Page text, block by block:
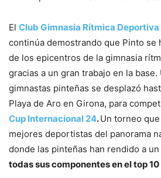
El Club Gimnasia Rítmica Deportiva
continúa demostrando que Pinto se
de los epicentros de la gimnasia
gracias a un gran trabajo en la base.
gimnastas pinteñas se desplazó
Playa de Aro en Girona, para
Cup Internacional 24.Un torneo
mejores deportistas del panorama
donde las pinteñas han rendido a
todas sus componentes en el top